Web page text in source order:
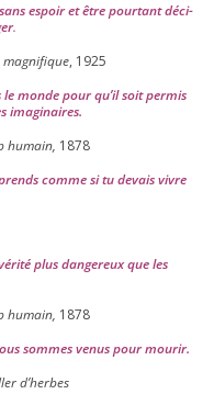
espoir et être pour­tant déci­
.
magni­fique, 1925
le monde pour qu’il soit per­mis
imaginaires.
humain, 1878
comme si tu devais vivre
plus dan­ge­reux que les
humain, 1878
sommes venus pour mourir.
d’herbes